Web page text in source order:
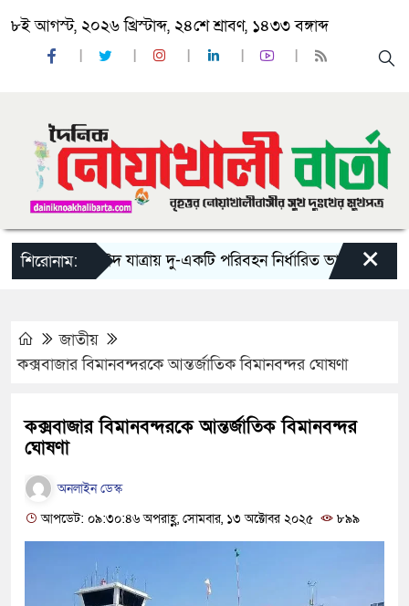
৮ই আগস্ট, ২০২৬ খ্রিস্টাব্দ, ২৪শে শ্রাবণ, ১৪৩৩ বঙ্গাব্দ
শিরোনাম:‘ঈদ যাত্রায় দু-একটি পরিবহন নির্ধারিত ভাড়ার চেয়েও কম
×
জাতীয়
কক্সবাজার বিমানবন্দরকে আন্তর্জাতিক বিমানবন্দর ঘোষণা
কক্সবাজার বিমানবন্দরকে আন্তর্জাতিক বিমানবন্দর
ঘোষণা
অনলাইন ডেস্ক
আপডেট: ০৯:৩০:৪৬ অপরাহ্ণ, সোমবার, ১৩ অক্টোবর ২০২৫
৮৯৯